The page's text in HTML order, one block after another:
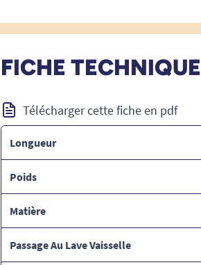
FICHE TECHNIQUE
Télécharger cette fiche en pdf
Longueur
Poids
Matière
Passage Au Lave Vaisselle